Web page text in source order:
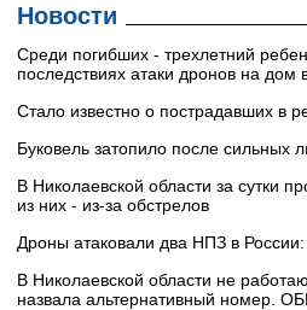
Новости
Среди погибших - трехлетний
последствиях атаки дронов на дом
Стало известно о пострадавших в
Буковель затопило после сильных
В Николаевской области за сутки
из них - из-за обстрелов
Дроны атаковали два НПЗ в
В Николаевской области не
назвала альтернативный номер.